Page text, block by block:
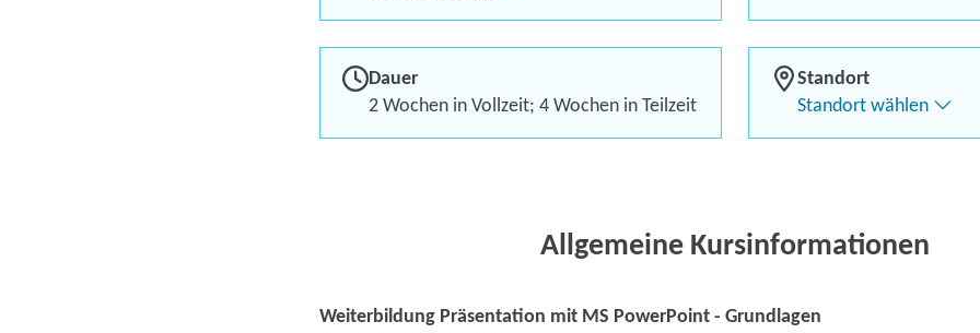
Dauer
2 Wochen in Vollzeit; 4 Wochen in Teilzeit
Standort
Standort wählen
Allgemeine Kursinformationen
Weiterbildung Präsentation mit MS PowerPoint - Grundlagen